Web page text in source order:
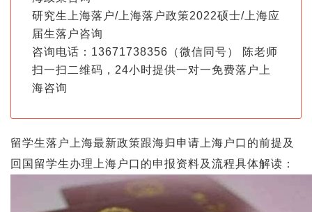
研究生上海落户/上海落户政策2022硕士/上海应
届生落户咨询
咨询电话：13671738356（微信同号） 陈老师
扫一扫二维码，24小时提供一对一免费落户上
海咨询
留学生落户上海最新政策跟海归申请上海户口的前提及
回国留学生办理上海户口的申报资料及流程具体解读：